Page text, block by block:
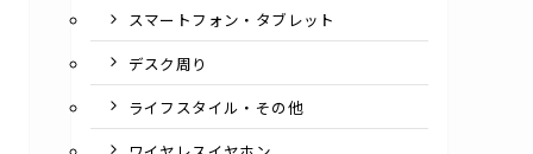
スマートフォン・タブレット
デスク周り
ライフスタイル・その他